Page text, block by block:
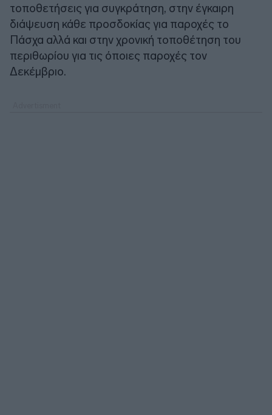
τοποθετήσεις για συγκράτηση, στην έγκαιρη
διάψευση κάθε προσδοκίας για παροχές το
Πάσχα αλλά και στην χρονική τοποθέτηση του
περιθωρίου για τις όποιες παροχές τον
Δεκέμβριο.